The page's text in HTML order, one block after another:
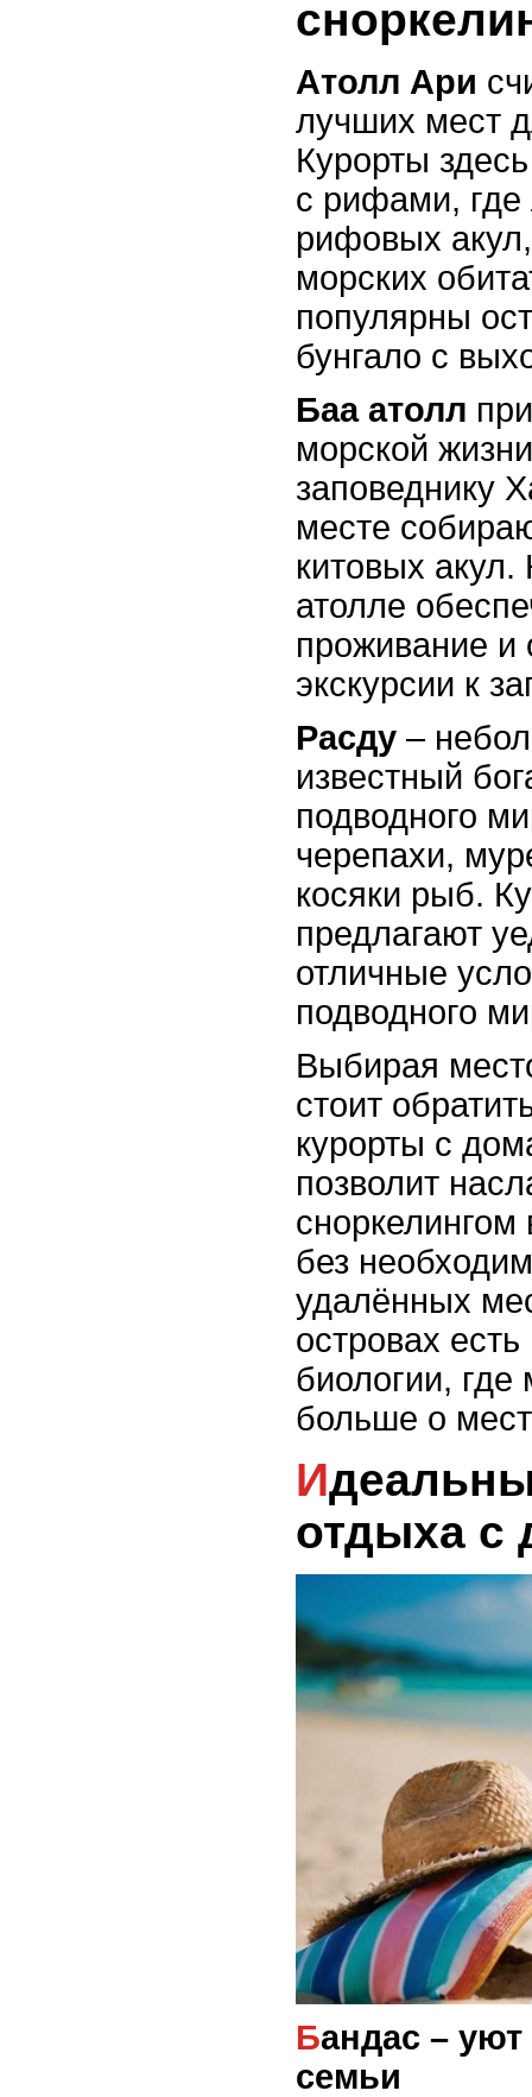
Атолл Ари
лучших мест
Курорты
с рифами, где
рифовых
морских
популярны
бунгало с
Баа атолл
морской
заповеднику
месте
китовых
атолле
проживание и
экскурсии к
Расду –
известный
подводного
черепахи,
косяки рыб.
предлагают
отличные
подводного
Выбирая
стоит
курорты с
позволит
без
удалённых
островах
биологии, где
больше о
Идеальные острова для
отдыха с
Бандас – уют и удобство для
семьи